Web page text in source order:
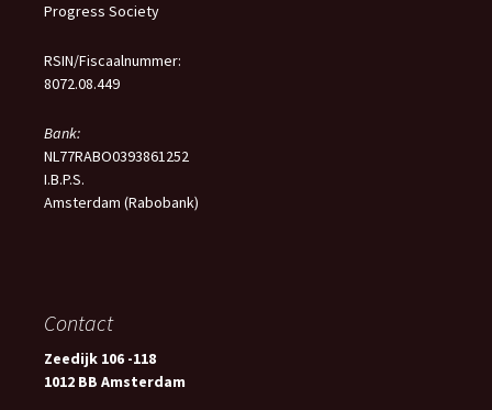
Progress Society
RSIN/Fiscaalnummer:
8072.08.449
Bank:
NL77RABO0393861252
I.B.P.S.
Amsterdam (Rabobank)
Contact
Zeedijk 106 -118
1012 BB Amsterdam